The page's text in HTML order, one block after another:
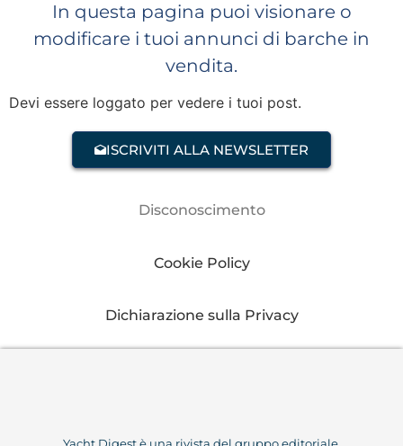
In questa pagina puoi visionare o
modificare i tuoi annunci di barche in
vendita.
Devi essere loggato per vedere i tuoi post.
ISCRIVITI ALLA NEWSLETTER
Disconoscimento
Cookie Policy
Dichiarazione sulla Privacy
Yacht Digest è una rivista del gruppo editoriale